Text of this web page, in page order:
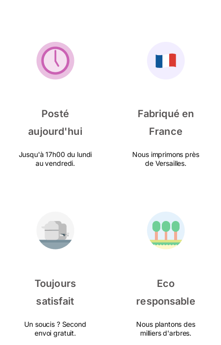
Posté
aujourd'hui
Jusqu'à 17h00 du lundi
au vendredi.
Fabriqué en
France
Nous imprimons près
de Versailles.
Toujours
satisfait
Un soucis ? Second
envoi gratuit.
Eco
responsable
Nous plantons des
milliers d'arbres.